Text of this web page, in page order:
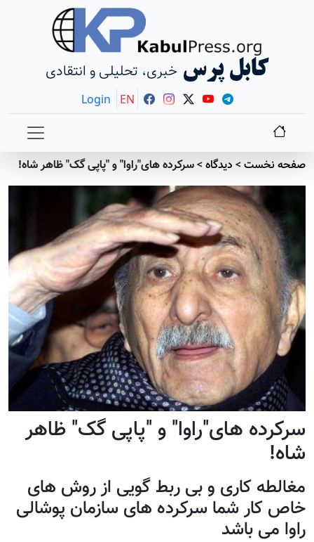
کابل پرس خبری، تحلیلی و انتقادی
Login EN
صفحه نخست> دیدگاه>سرکرده های"راوا" و "پاپی گک" ظاهر شاه!
سرکرده های"راوا" و "پاپی گک" ظاهر
شاه!
مغالطه کاری و بی ربط گویی از روش های
خاص کار شما سرکرده های سازمان پوشالی
راوا می باشد